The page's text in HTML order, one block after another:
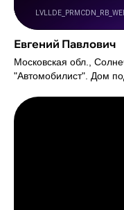
Евгений Павлович
Московская обл.,
"Автомобилист". Дом